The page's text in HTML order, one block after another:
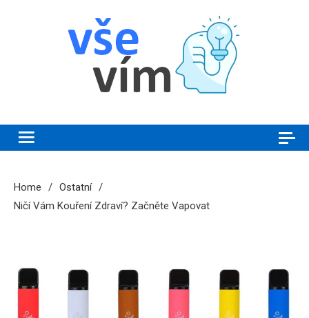
Home
Ostatní
Ničí Vám Kouření Zdraví? Začněte Vapovat